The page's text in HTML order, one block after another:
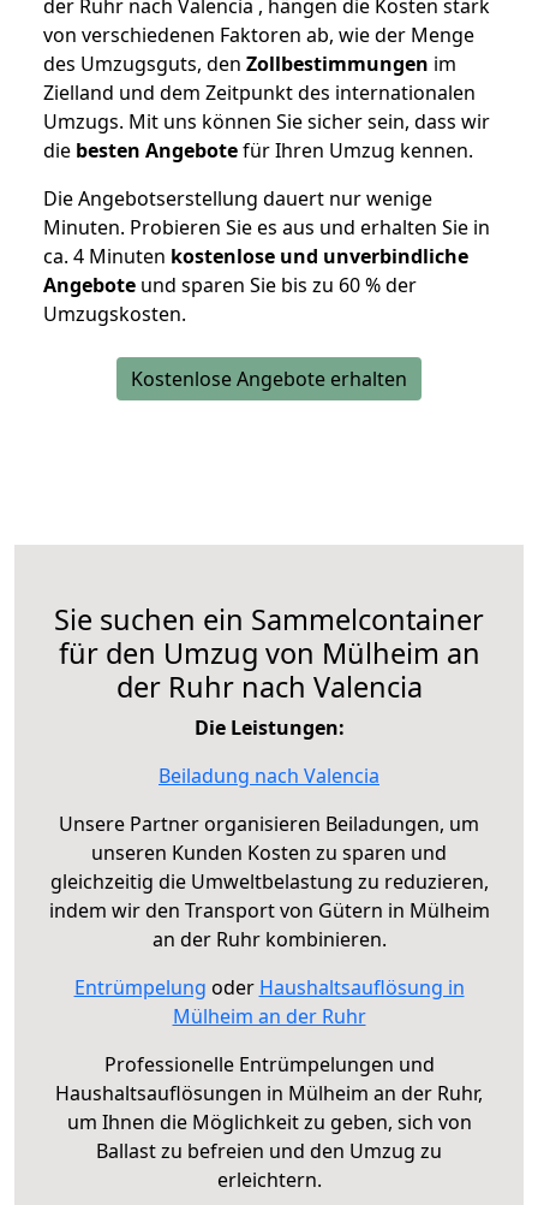
der Ruhr nach Valencia , hängen die Kosten stark
von verschiedenen Faktoren ab, wie der Menge
des Umzugsguts, den Zollbestimmungen im
Zielland und dem Zeitpunkt des internationalen
Umzugs. Mit uns können Sie sicher sein, dass wir
die besten Angebotefür Ihren Umzug kennen.
Die Angebotserstellung dauert nur wenige
Minuten. Probieren Sie es aus und erhalten Sie in
ca. 4 Minuten kostenlose und unverbindliche
Angebote und sparen Sie bis zu 60 % der
Umzugskosten.
Kostenlose Angebote erhalten
Sie suchen ein Sammelcontainer
für den Umzug von Mülheim an
der Ruhr nach Valencia
Die Leistungen:
Beiladung nach Valencia
Unsere Partner organisieren Beiladungen, um
unseren Kunden Kosten zu sparen und
gleichzeitig die Umweltbelastung zu reduzieren,
indem wir den Transport von Gütern in Mülheim
an der Ruhr kombinieren.
Entrümpelung oder Haushaltsauflösung in
Mülheim an der Ruhr
Professionelle Entrümpelungen und
Haushaltsauflösungen in Mülheim an der Ruhr,
um Ihnen die Möglichkeit zu geben, sich von
Ballast zu befreien und den Umzug zu
erleichtern.